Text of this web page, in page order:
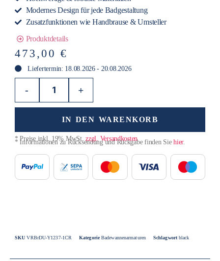
Modernes Design für jede Badgestaltung
Zusatzfunktionen wie Handbrause & Umsteller
Produktdetails
473,00 €
Liefertermin: 18.08.2026 - 20.08.2026
- +
IN DEN WARENKORB
* Preise inkl. 19% MwSt.zzgl. Versandkosten
* Informationen zu Rücksendung und Rückgabe finden Siehier.
SKUVRBrDU-Y1237-1CR Kategorie Badewannenarmaturen Schlagwort black